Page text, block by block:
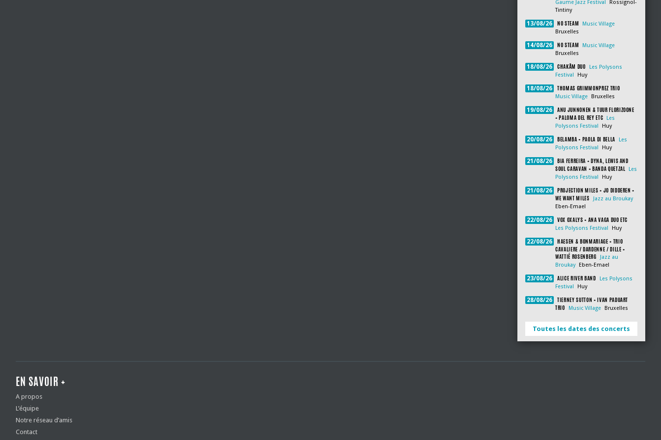
Gaume Jazz Festival
Rossignol-
Tintiny
13/08/26 NO STEAM
Music Village
Bruxelles
14/08/26 NO STEAM
Music Village
Bruxelles
18/08/26 CHAKÂM DUO
Les Polysons
Festival
Huy
18/08/26 THOMAS GRIMMONPREZ TRIO
Music Village Bruxelles
19/08/26
ANU JUNNONEN & TUUR FLORIZOONE
+ PALOMA DEL REY ETC
Les
Polysons Festival
Huy
20/08/26 BELAMBA + PAOLA DI BELLA
Les
Polysons Festival
Huy
21/08/26
BIA FERREIRA + DYNA, LEWIS AND
SOUL CARAVAN + BANDA QUETZAL
Les
Polysons Festival
Huy
21/08/26
PROJECTION MILES + JO DIDDEREN +
WE WANT MILES
Jazz au Broukay
Eben-Emael
22/08/26 VOX OXALYS + ANA VAGA DUO ETC
Les Polysons Festival Huy
22/08/26
HAESEN & BONMARIAGE + TRIO
CAVALIERE / DARDENNE / DILLE +
WATTIÉ ROSENBERG
Jazz au
Broukay
Eben-Emael
23/08/26 ALICE RIVER BAND
Les Polysons
Festival
Huy
28/08/26
TIERNEY SUTTON + IVAN PADUART
TRIO
Music Village Bruxelles
Toutes les dates des concerts
EN SAVOIR +
A propos
L’équipe
Notre réseau d’amis
Contact